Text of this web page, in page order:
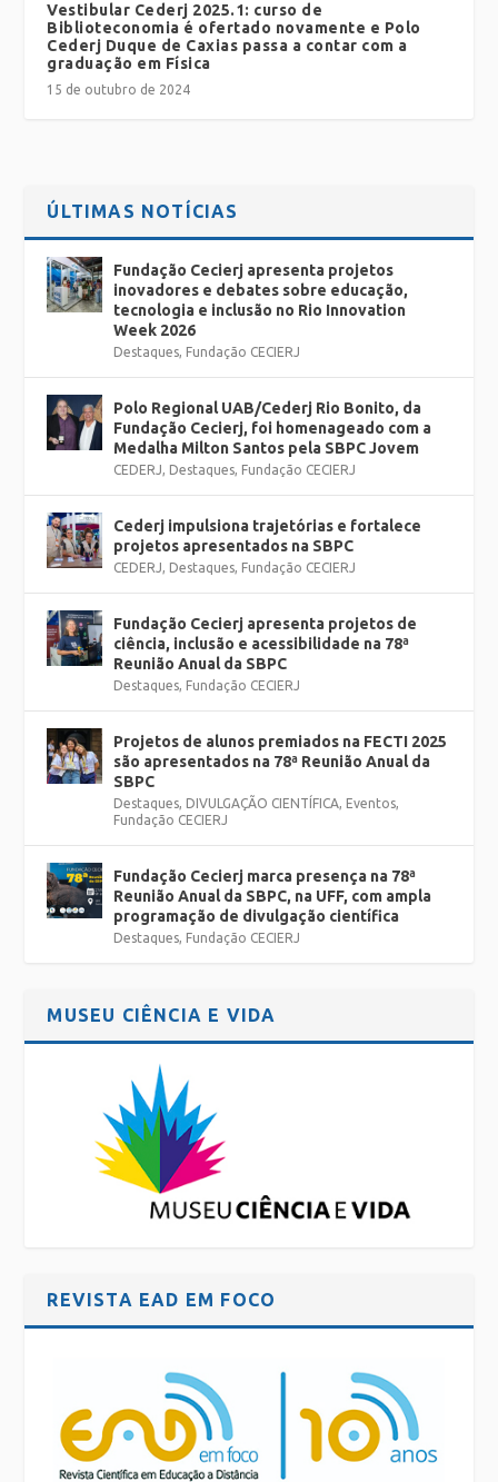
Vestibular Cederj 2025.1: curso de
Biblioteconomia é ofertado novamente e Polo
Cederj Duque de Caxias passa a contar com a
graduação em Física
15 de outubro de 2024
ÚLTIMAS NOTÍCIAS
Fundação Cecierj apresenta projetos
inovadores e debates sobre educação,
tecnologia e inclusão no Rio Innovation
Week 2026
Destaques, Fundação CECIERJ
Polo Regional UAB/Cederj Rio Bonito, da
Fundação Cecierj, foi homenageado com a
Medalha Milton Santos pela SBPC Jovem
CEDERJ, Destaques, Fundação CECIERJ
Cederj impulsiona trajetórias e fortalece
projetos apresentados na SBPC
CEDERJ, Destaques, Fundação CECIERJ
Fundação Cecierj apresenta projetos de
ciência, inclusão e acessibilidade na 78ª
Reunião Anual da SBPC
Destaques, Fundação CECIERJ
Projetos de alunos premiados na FECTI 2025
são apresentados na 78ª Reunião Anual da
SBPC
Destaques, DIVULGAÇÃO CIENTÍFICA, Eventos,
Fundação CECIERJ
Fundação Cecierj marca presença na 78ª
Reunião Anual da SBPC, na UFF, com ampla
programação de divulgação científica
Destaques, Fundação CECIERJ
MUSEU CIÊNCIA E VIDA
REVISTA EAD EM FOCO